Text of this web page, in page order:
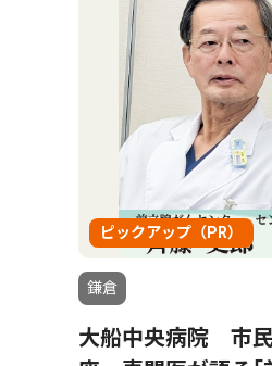
ピックアップ（PR）
鎌倉
大船中央病院 市